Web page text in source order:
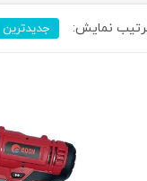
نمایش: جدیدترین